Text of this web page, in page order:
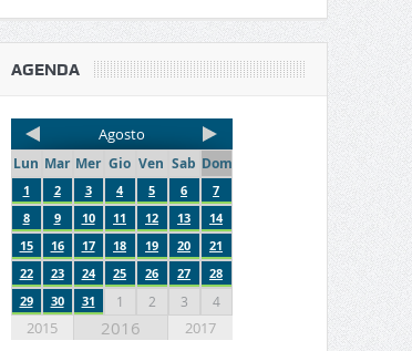
AGENDA
Agosto
Lun Mar Mer Gio Ven Sab Dom
1 2 3 4 5 6
7
8
9 10 11 12 13
14
15
16 17 18 19 20
21
22
23 24 25 26 27
28
29
30 31 1 2 3 4
2015 2016
2017